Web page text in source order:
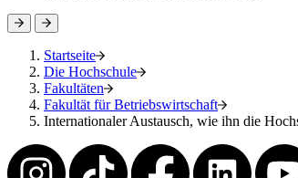
Startseite
Die Hochschule
Fakultäten
Fakultät für Betriebswirtschaft
Internationaler Austausch, wie ihn die